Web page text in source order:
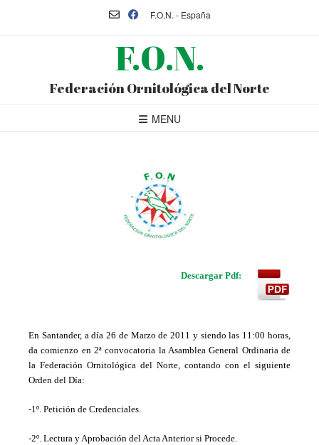
F.O.N. - España
F.O.N.
Federación Ornitológica del Norte
MENU
Descargar Pdf:
En Santander, a día 26 de Marzo de 2011 y siendo las 11:00 horas,
da comienzo en 2ª convocatoria la Asamblea General Ordinaria de
la Federación Ornitológica del Norte, contando con el siguiente
Orden del Día:
-1º. Petición de Credenciales.
-2º. Lectura y Aprobación del Acta Anterior si Procede.